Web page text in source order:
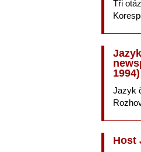
Tři
1994)
Jazyk
Host